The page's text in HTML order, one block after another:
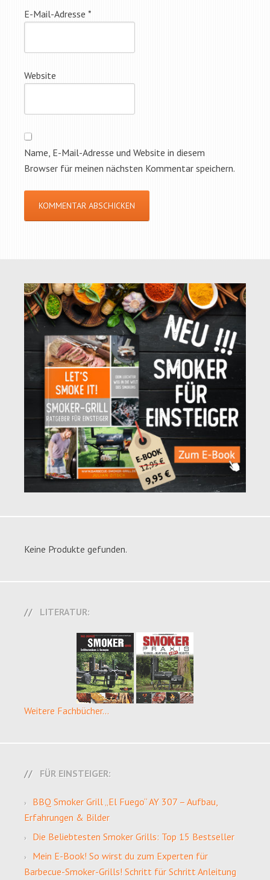
E-Mail-Adresse *
Website
Name, E-Mail-Adresse und Website in diesem
Browser für meinen nächsten Kommentar speichern.
Keine Produkte gefunden.
LITERATUR:
Weitere Fachbücher...
FÜR EINSTEIGER:
BBQ Smoker Grill „El Fuego“ AY 307 – Aufbau,
Erfahrungen & Bilder
Die Beliebtesten Smoker Grills: Top 15 Bestseller
Mein E-Book! So wirst du zum Experten für
Barbecue-Smoker-Grills! Schritt für Schritt Anleitung